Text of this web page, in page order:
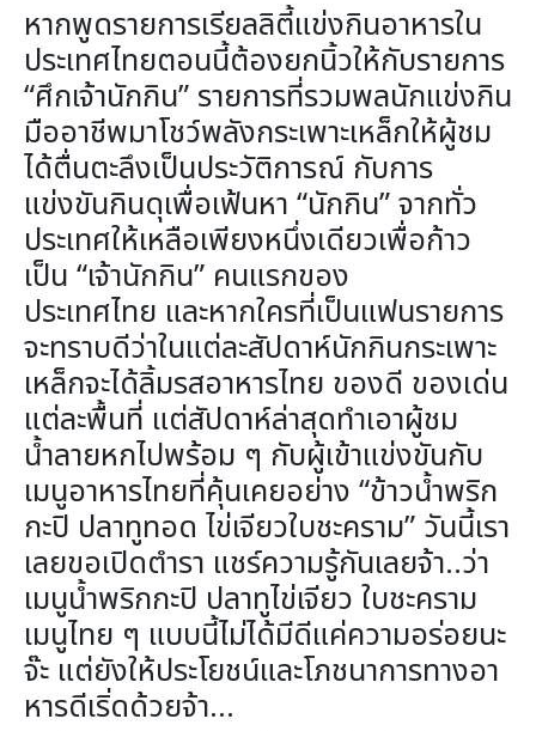
หากพูดรายการเรียลลิตี้แข่งกินอาหารใน
ประเทศไทยตอนนี้ต้องยกนิ้วให้กับรายการ
“ศึกเจ้านักกิน” รายการที่รวมพลนักแข่งกิน
มืออาชีพมาโชว์พลังกระเพาะเหล็กให้ผู้ชม
ได้ตื่นตะลึงเป็นประวัติการณ์ กับการ
แข่งขันกินดุเพื่อเฟ้นหา “นักกิน” จากทั่ว
ประเทศให้เหลือเพียงหนึ่งเดียวเพื่อก้าว
เป็น “เจ้านักกิน” คนแรกของ
ประเทศไทย และหากใครที่เป็นแฟนรายการ
จะทราบดีว่าในแต่ละสัปดาห์นักกินกระเพาะ
เหล็กจะได้ลิ้มรสอาหารไทย ของดี ของเด่น
แต่ละพื้นที่ แต่สัปดาห์ล่าสุดทำเอาผู้ชม
น้ำลายหกไปพร้อม ๆ กับผู้เข้าแข่งขันกับ
เมนูอาหารไทยที่คุ้นเคยอย่าง “ข้าวน้ำพริก
กะปิ ปลาทูทอด ไข่เจียวใบชะคราม” วันนี้เรา
เลยขอเปิดตำรา แชร์ความรู้กันเลยจ้า..ว่า
เมนูน้ำพริกกะปิ ปลาทูไข่เจียว ใบชะคราม
เมนูไทย ๆ แบบนี้ไม่ได้มีดีแค่ความอร่อยนะ
จ๊ะ แต่ยังให้ประโยชน์และโภชนาการทางอา
หารดีเริ่ดด้วยจ้า…